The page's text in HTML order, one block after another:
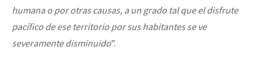
humana o por otras causas, a un grado tal que el disfrute
pacífico de ese territorio por sus habitantes se ve
severamente disminuido”.